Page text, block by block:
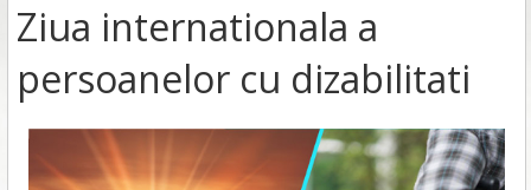
Ziua internationala a
persoanelor cu dizabilitati